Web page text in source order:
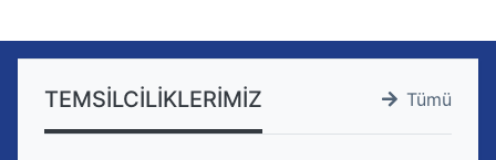
Tümü
TEMSİLCİLİKLERİMİZ